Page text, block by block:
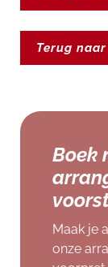
Terug
Boek
Maak je
onze